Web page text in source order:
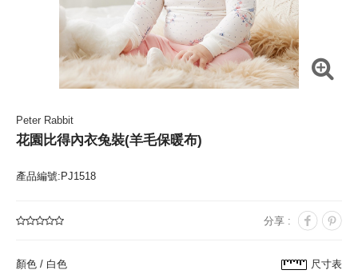
Peter Rabbit
花園比得內衣兔裝(羊毛保暖布)
產品編號:PJ1518
分享 :
顏色 / 白色 尺寸表